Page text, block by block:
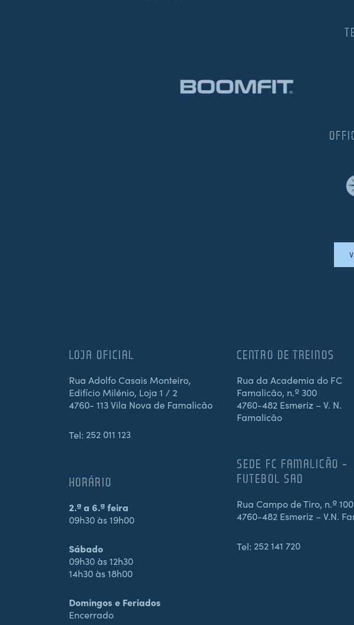
LOJA OFICIAL
Rua Adolfo Casais Monteiro,
Edifício Milénio, Loja 1 / 2
4760- 113 Vila Nova de Famalicão
Tel: 252 011 123
HORÁRIO
2.ª a 6.ª feira
09h30 às 19h00
Sábado
09h30 às 12h30
14h30 às 18h00
Domingos e Feriados
Encerrado
CENTRO DE TREINOS
Rua da Academia do FC
Famalicão, n.º 300
4760-482 Esmeriz – V. N.
Famalicão
SEDE FC FAMALICÃO –
FUTEBOL SAD
Rua Campo de Tiro, n.º 100
4760-482 Esmeriz – V.N.
Tel: 252 141 720